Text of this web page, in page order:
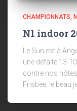
CHAMPIONNATS
N1 indoor
Le Sun est à
une défaite 13-
contre nos
Frisbee, le beau